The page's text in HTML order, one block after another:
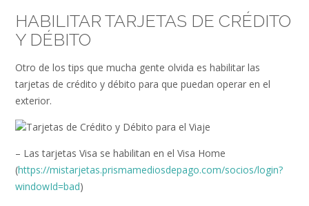
HABILITAR TARJETAS DE CRÉDITO
Y DÉBITO
Otro de los tips que mucha gente olvida es habilitar las
tarjetas de crédito y débito para que puedan operar en el
exterior.
– Las tarjetas Visa se habilitan en el Visa Home
(https://mistarjetas.prismamediosdepago.com/socios/login?
windowId=bad)